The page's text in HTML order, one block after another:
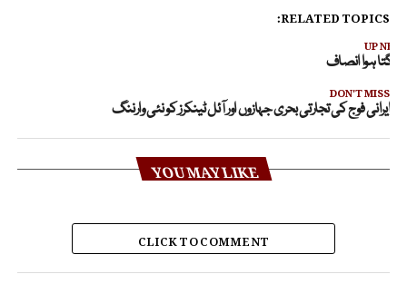
RELATED TOPICS:
UP
ہوا انصاف
DON'T MISS
ایرانی فوج کی تجارتی بحری جہازوں اور آئل ٹینکرز کو نئی وارننگ
YOU MAY LIKE
CLICK TO COMMENT